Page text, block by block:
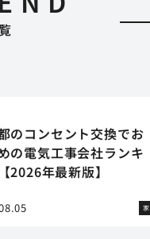
のコンセント交換でお
の電気工事会社ランキ
2026年最新版】
家